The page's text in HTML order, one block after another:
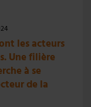
les acteurs
Une filière
à se
de la